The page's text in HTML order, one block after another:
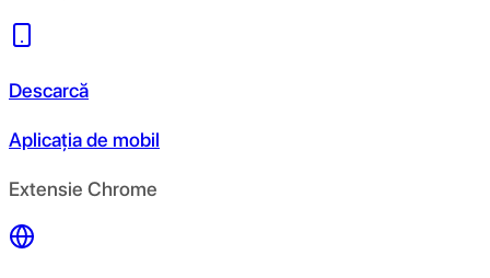
Descarcă
Aplicația de mobil
Extensie Chrome